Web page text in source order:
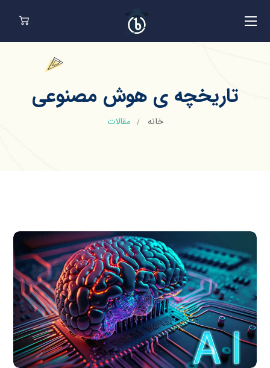
تاریخچه ی هوش مصنوعی
خانه مقالات